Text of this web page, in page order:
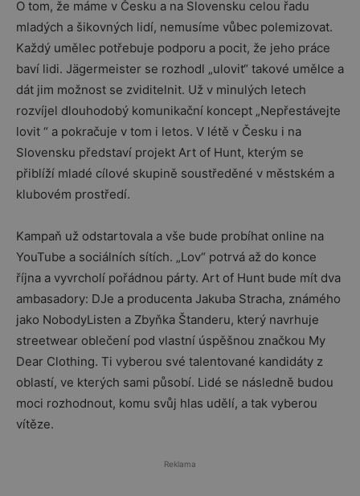
O tom, že máme v Česku a na Slovensku celou řadu
mladých a šikovných lidí, nemusíme vůbec polemizovat.
Každý umělec potřebuje podporu a pocit, že jeho práce
baví lidi. Jägermeister se rozhodl „ulovit“ takové umělce a
dát jim možnost se zviditelnit. Už v minulých letech
rozvíjel dlouhodobý komunikační koncept „Nepřestávejte
lovit “ a pokračuje v tom i letos. V létě v Česku i na
Slovensku představí projekt Art of Hunt, kterým se
přiblíží mladé cílové skupině soustředěné v městském a
klubovém prostředí.
Kampaň už odstartovala a vše bude probíhat online na
YouTube a sociálních sítích. „Lov“ potrvá až do konce
října a vyvrcholí pořádnou párty. Art of Hunt bude mít dva
ambasadory: DJe a producenta Jakuba Stracha, známého
jako NobodyListen a Zbyňka Štanderu, který navrhuje
streetwear oblečení pod vlastní úspěšnou značkou My
Dear Clothing. Ti vyberou své talentované kandidáty z
oblastí, ve kterých sami působí. Lidé se následně budou
moci rozhodnout, komu svůj hlas udělí, a tak vyberou
vítěze.
Reklama